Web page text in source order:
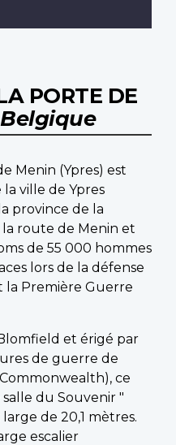
PORTE DE
Belgique
Menin (Ypres) est
ville de Ypres
province de la
route de Menin et
de 55 000 hommes
lors de la défense
la Première Guerre
et érigé par
de guerre de
ce
du Souvenir "
de 20,1 mètres.
escalier